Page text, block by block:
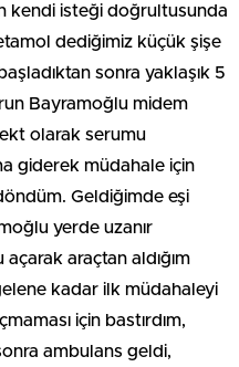
kendi isteği doğrultusunda
dediğimiz küçük şişe
sonra yaklaşık 5
Bayramoğlu midem
olarak serumu
giderek müdahale için
Geldiğimde eşi
yerde uzanır
araçtan aldığım
kadar ilk müdahaleyi
için bastırdım,
ambulans geldi,